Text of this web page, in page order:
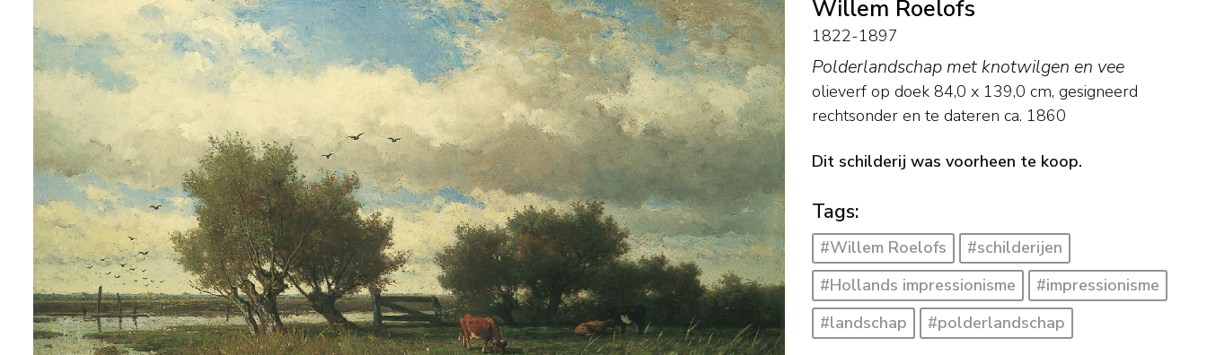
Willem Roelofs
1822-1897
Polderlandschap met knotwilgen en vee
olieverf op doek 84,0 x 139,0 cm, gesigneerd
rechtsonder en te dateren ca. 1860
Dit schilderij was voorheen te koop.
Tags:
#Willem Roelofs
#schilderijen
#Hollands impressionisme
#impressionisme
#landschap
#polderlandschap